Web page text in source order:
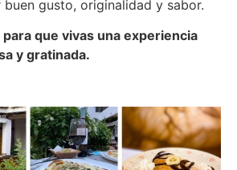
gusto, originalidad y sabor.
que vivas una experiencia
y gratinada.